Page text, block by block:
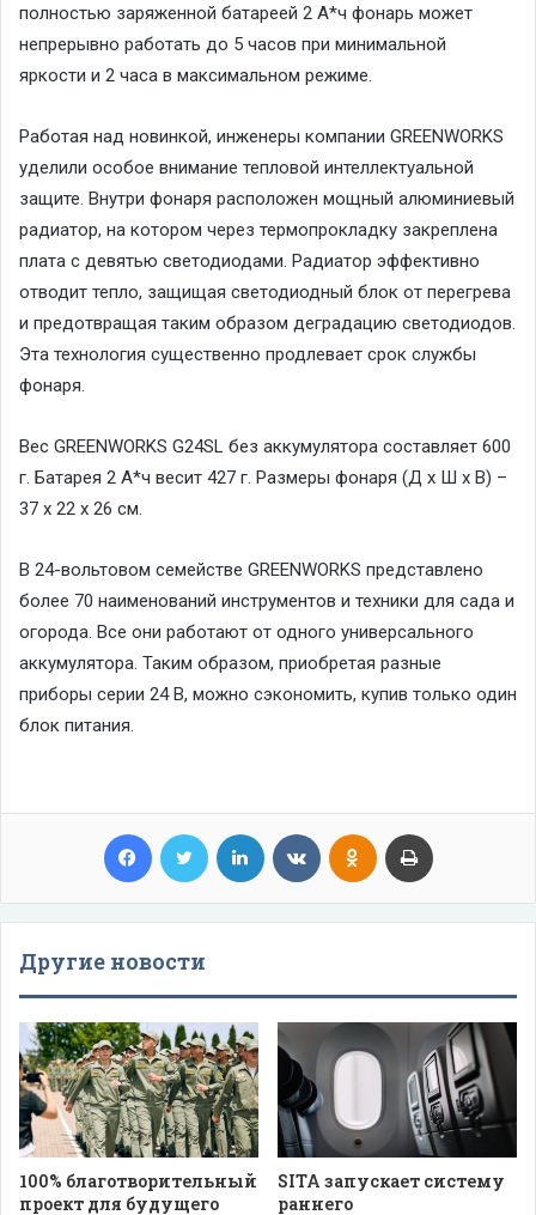
полностью заряженной батареей 2 А*ч фонарь может
непрерывно работать до 5 часов при минимальной
яркости и 2 часа в максимальном режиме.
Работая над новинкой, инженеры компании GREENWORKS
уделили особое внимание тепловой интеллектуальной
защите. Внутри фонаря расположен мощный алюминиевый
радиатор, на котором через термопрокладку закреплена
плата с девятью светодиодами. Радиатор эффективно
отводит тепло, защищая светодиодный блок от перегрева
и предотвращая таким образом деградацию светодиодов.
Эта технология существенно продлевает срок службы
фонаря.
Вес GREENWORKS G24SL без аккумулятора составляет 600
г. Батарея 2 А*ч весит 427 г. Размеры фонаря (Д х Ш х В) –
37 х 22 х 26 см.
В 24-вольтовом семействе GREENWORKS представлено
более 70 наименований инструментов и техники для сада и
огорода. Все они работают от одного универсального
аккумулятора. Таким образом, приобретая разные
приборы серии 24 В, можно сэкономить, купив только один
блок питания.
Facebook Twitter LinkedIn VKontakteOdnoklassniki
Другие новости
100% благотворительный
проект для будущего
SITA запускает систему
раннего